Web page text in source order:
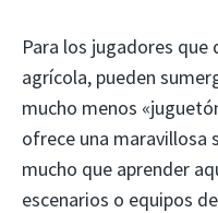
Para los jugadores que
agrícola, pueden
mucho menos
ofrece una maravillosa
mucho que aprender
escenarios o equipos